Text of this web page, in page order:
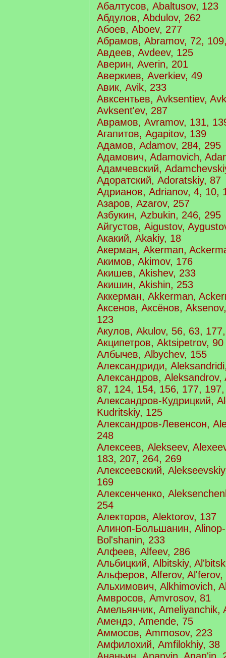
Абалтусов, Abaltusov, 123
Абдулов, Abdulov, 262
Абоев, Aboev, 277
Абрамов, Abramov, 72,
Авдеев, Avdeev, 125
Аверин, Averin, 201
Аверкиев, Averkiev, 49
Авик, Avik, 233
Авксентьев, Avksentiev,
Avksent'ev, 287
Аврамов, Avramov, 131,
Агапитов, Agapitov, 139
Адамов, Adamov, 284, 295
Адамович, Adamovich,
Адамчевский,
Адоратский, Adoratskiy, 87
Адрианов, Adrianov, 4, 10,
Азаров, Azarov, 257
Азбукин, Azbukin, 246, 295
Айгустов, Aigustov,
Акакий, Akakiy, 18
Акерман, Akerman,
Акимов, Akimov, 176
Акишев, Akishev, 233
Акишин, Akishin, 253
Аккерман, Akkerman,
Аксенов, Аксёнов,
123
Акулов, Akulov, 56, 63,
Акципетров, Aktsipetrov, 90
Албычев, Albychev, 155
Александриди,
Александров, Aleksandrov,
87, 124, 154, 156, 177,
Александров-Кудрицкий,
Kudritskiy, 125
Александров-Левенсон,
248
Алексеев, Alekseev,
183, 207, 264, 269
Алексеевский,
169
Алексенченко,
254
Алекторов, Alektorov, 137
Алиноп-Большанин,
Bol'shanin, 233
Алфеев, Alfeev, 286
Альбицкий, Albitskiy,
Альферов, Alferov, Al'ferov,
Альхимович, Alkhimovich,
Амвросов, Amvrosov, 81
Амельянчик, Ameliyanchik,
Амендэ, Amende, 75
Аммосов, Ammosov, 223
Амфилохий, Amfilokhiy, 38